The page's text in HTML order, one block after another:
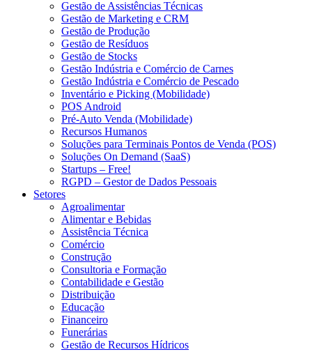
Gestão de Assistências Técnicas
Gestão de Marketing e CRM
Gestão de Produção
Gestão de Resíduos
Gestão de Stocks
Gestão Indústria e Comércio de Carnes
Gestão Indústria e Comércio de Pescado
Inventário e Picking (Mobilidade)
POS Android
Pré-Auto Venda (Mobilidade)
Recursos Humanos
Soluções para Terminais Pontos de Venda (POS)
Soluções On Demand (SaaS)
Startups – Free!
RGPD – Gestor de Dados Pessoais
Setores
Agroalimentar
Alimentar e Bebidas
Assistência Técnica
Comércio
Construção
Consultoria e Formação
Contabilidade e Gestão
Distribuição
Educação
Financeiro
Funerárias
Gestão de Recursos Hídricos